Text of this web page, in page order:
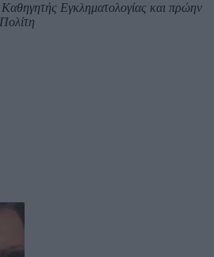
Καθηγητής Εγκληματολογίας και πρώην